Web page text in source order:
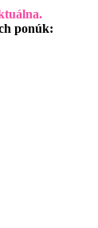
ponúk: